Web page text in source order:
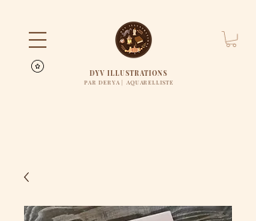
DYV ILLUSTRATIONS
PAR DERYA | AQUARELLISTE